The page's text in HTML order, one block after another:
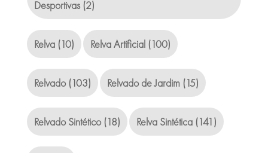
Desportivas(2)
Relva(10) Relva Artificial(100)
Relvado(103) Relvado de Jardim(15)
Relvado Sintético(18) Relva Sintética(141)